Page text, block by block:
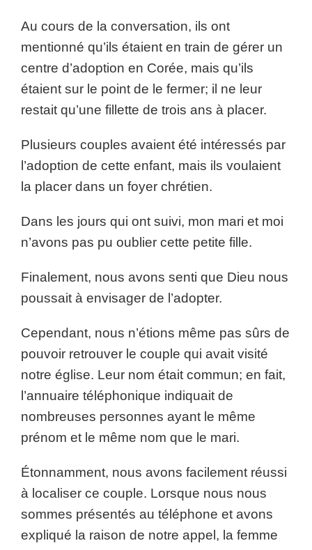
Au cours de la conversation, ils ont
mentionné qu’ils étaient en train de gérer un
centre d’adoption en Corée, mais qu’ils
étaient sur le point de le fermer; il ne leur
restait qu’une fillette de trois ans à placer.
Plusieurs couples avaient été intéressés par
l’adoption de cette enfant, mais ils voulaient
la placer dans un foyer chrétien.
Dans les jours qui ont suivi, mon mari et moi
n’avons pas pu oublier cette petite fille.
Finalement, nous avons senti que Dieu nous
poussait à envisager de l’adopter.
Cependant, nous n’étions même pas sûrs de
pouvoir retrouver le couple qui avait visité
notre église. Leur nom était commun; en fait,
l’annuaire téléphonique indiquait de
nombreuses personnes ayant le même
prénom et le même nom que le mari.
Étonnamment, nous avons facilement réussi
à localiser ce couple. Lorsque nous nous
sommes présentés au téléphone et avons
expliqué la raison de notre appel, la femme